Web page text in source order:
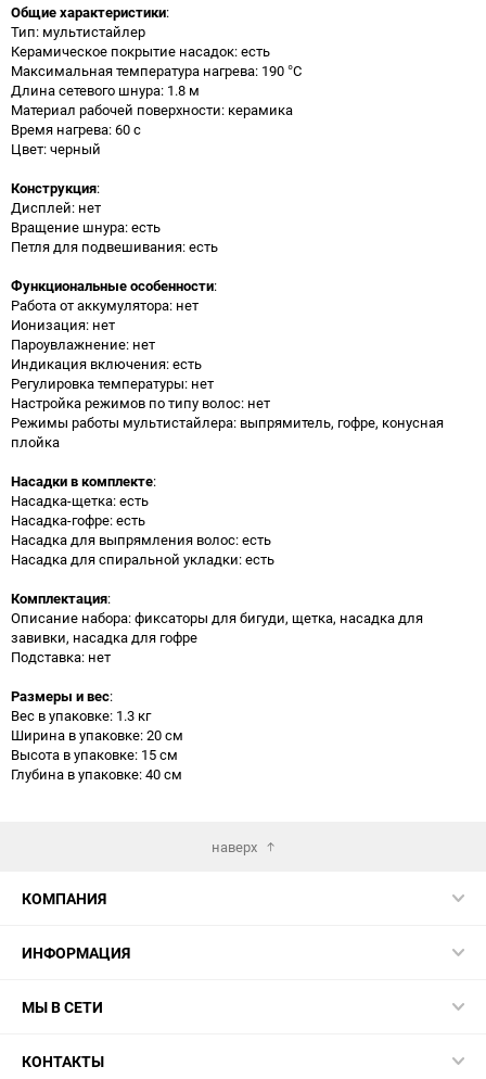
Общие характеристики:
Тип: мультистайлер
Керамическое покрытие насадок: есть
Максимальная температура нагрева: 190 °C
Длина сетевого шнура: 1.8 м
Материал рабочей поверхности: керамика
Время нагрева: 60 с
Цвет: черный
Конструкция:
Дисплей: нет
Вращение шнура: есть
Петля для подвешивания: есть
Функциональные особенности:
Работа от аккумулятора: нет
Ионизация: нет
Пароувлажнение: нет
Индикация включения: есть
Регулировка температуры: нет
Настройка режимов по типу волос: нет
Режимы работы мультистайлера: выпрямитель, гофре, конусная
плойка
Насадки в комплекте:
Насадка-щетка: есть
Насадка-гофре: есть
Насадка для выпрямления волос: есть
Насадка для спиральной укладки: есть
Комплектация:
Описание набора: фиксаторы для бигуди, щетка, насадка для
завивки, насадка для гофре
Подставка: нет
Размеры и вес:
Вес в упаковке: 1.3 кг
Ширина в упаковке: 20 см
Высота в упаковке: 15 см
Глубина в упаковке: 40 см
наверх
КОМПАНИЯ
ИНФОРМАЦИЯ
МЫ В СЕТИ
КОНТАКТЫ